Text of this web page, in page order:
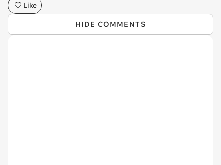
Like
HIDE COMMENTS